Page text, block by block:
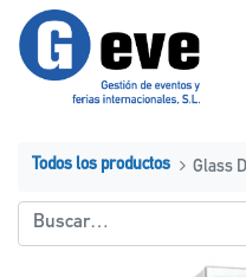
Todos los productos Glass